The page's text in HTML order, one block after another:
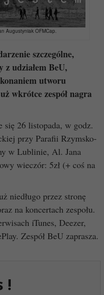
Augustyniak OFMCap.
szczególne,
z udziałem BeU,
utworu
wkrótce zespół nagra
26 listopada, w godz.
przy Parafii Rzymsko-
w Lublinie, Al. Jana
wieczór: 5zł (+ coś na
niedługo przez stronę
na koncertach zespołu.
iTunes, Deezer,
Zespół BeU zaprasza.
!